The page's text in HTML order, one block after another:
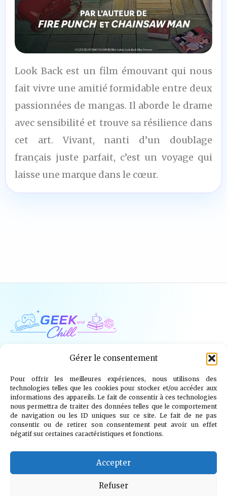
Gérer le consentement
Pour offrir les meilleures expériences, nous utilisons des
technologies telles que les cookies pour stocker et/ou accéder aux
informations des appareils. Le fait de consentir à ces technologies
nous permettra de traiter des données telles que le comportement
de navigation ou les ID uniques sur ce site. Le fait de ne pas
consentir ou de retirer son consentement peut avoir un effet
négatif sur certaines caractéristiques et fonctions.
Accepter
Refuser
9
/10
Look Back est un film émouvant qui nous
fait vivre une amitié formidable entre deux
passionnées de mangas. Il aborde le drame
avec sensibilité et trouve sa résilience dans
cet art. Vivant, nanti d’un doublage
français juste parfait, c’est un voyage qui
laisse une marque dans le cœur.
Jeux Vidéo Tech Tabletop Livres
Mangas / BD TV Goodies Kids
Wargames
info@geekandchill.com